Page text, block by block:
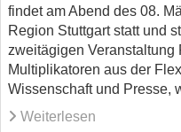
findet am Abend des 08.
Region Stuttgart statt und
zweitägigen Veranstaltung
Multiplikatoren aus der
Wissenschaft und Presse,
Weiterlesen